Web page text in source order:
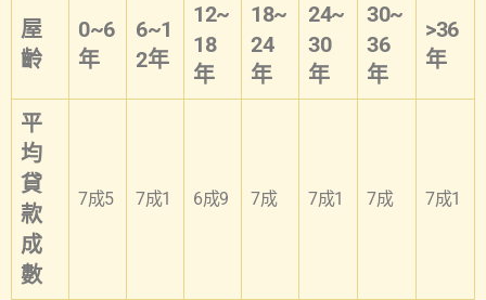
屋
齡
0~6
年
6~1
2年
12~
18
年
18~
24
年
24~
30
年
30~
36
年
>36
年
平
均
貸
款
成
數
7成5 7成1 6成9 7成 7成1 7成 7成1